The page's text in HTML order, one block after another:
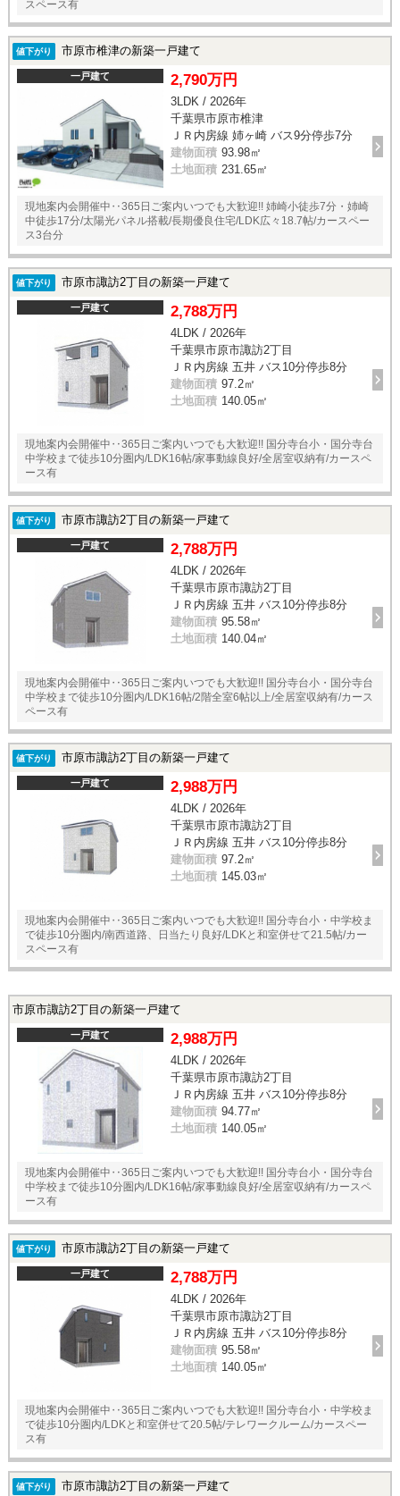
スペース有
値下がり 市原市椎津の新築一戸建て
一戸建て 2,790万円
3LDK / 2026年
千葉県市原市椎津
ＪＲ内房線 姉ヶ崎 バス9分停歩7分
建物面積 93.98㎡
土地面積 231.65㎡
現地案内会開催中‥365日ご案内いつでも大歓迎!! 姉崎小徒歩7分・姉崎
中徒歩17分/太陽光パネル搭載/長期優良住宅/LDK広々18.7帖/カースペー
ス3台分
値下がり 市原市諏訪2丁目の新築一戸建て
一戸建て 2,788万円
4LDK / 2026年
千葉県市原市諏訪2丁目
ＪＲ内房線 五井 バス10分停歩8分
建物面積 97.2㎡
土地面積 140.05㎡
現地案内会開催中‥365日ご案内いつでも大歓迎!! 国分寺台小・国分寺台
中学校まで徒歩10分圏内/LDK16帖/家事動線良好/全居室収納有/カースペ
ース有
値下がり 市原市諏訪2丁目の新築一戸建て
一戸建て 2,788万円
4LDK / 2026年
千葉県市原市諏訪2丁目
ＪＲ内房線 五井 バス10分停歩8分
建物面積 95.58㎡
土地面積 140.04㎡
現地案内会開催中‥365日ご案内いつでも大歓迎!! 国分寺台小・国分寺台
中学校まで徒歩10分圏内/LDK16帖/2階全室6帖以上/全居室収納有/カース
ペース有
値下がり 市原市諏訪2丁目の新築一戸建て
一戸建て 2,988万円
4LDK / 2026年
千葉県市原市諏訪2丁目
ＪＲ内房線 五井 バス10分停歩8分
建物面積 97.2㎡
土地面積 145.03㎡
現地案内会開催中‥365日ご案内いつでも大歓迎!! 国分寺台小・中学校ま
で徒歩10分圏内/南西道路、日当たり良好/LDKと和室併せて21.5帖/カー
スペース有
市原市諏訪2丁目の新築一戸建て
一戸建て 2,988万円
4LDK / 2026年
千葉県市原市諏訪2丁目
ＪＲ内房線 五井 バス10分停歩8分
建物面積 94.77㎡
土地面積 140.05㎡
現地案内会開催中‥365日ご案内いつでも大歓迎!! 国分寺台小・国分寺台
中学校まで徒歩10分圏内/LDK16帖/家事動線良好/全居室収納有/カースペ
ース有
値下がり 市原市諏訪2丁目の新築一戸建て
一戸建て 2,788万円
4LDK / 2026年
千葉県市原市諏訪2丁目
ＪＲ内房線 五井 バス10分停歩8分
建物面積 95.58㎡
土地面積 140.05㎡
現地案内会開催中‥365日ご案内いつでも大歓迎!! 国分寺台小・中学校ま
で徒歩10分圏内/LDKと和室併せて20.5帖/テレワークルーム/カースペー
ス有
値下がり 市原市諏訪2丁目の新築一戸建て